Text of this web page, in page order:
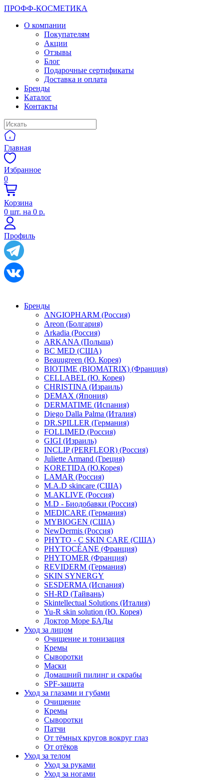
ПРОФФ-КОСМЕТИКА
О компании
Покупателям
Акции
Отзывы
Блог
Подарочные сертификаты
Доставка и оплата
Бренды
Каталог
Контакты
Главная
Избранное
0
Корзина
0 шт. на 0 р.
Профиль
Бренды
ANGIOPHARM (Россия)
Areon (Болгария)
Arkadia (Россия)
ARKANA (Польша)
BC MED (США)
Beauugreen (Ю. Корея)
BIOTIME (BIOMATRIX) (Франция)
CELLABEL (Ю. Корея)
CHRISTINA (Израиль)
DEMAX (Япония)
DERMATIME (Испания)
Diego Dalla Palma (Италия)
DR.SPILLER (Германия)
FOLLIMED (Россия)
GIGI (Израиль)
INCLIP (PERFLEOR) (Россия)
Juliette Armand (Греция)
KORETIDA (Ю.Корея)
LAMAR (Россия)
M.A.D skincare (США)
M.AKLIVE (Россия)
M.D - Биодобавки (Россия)
MEDICARE (Германия)
MYBIOGEN (США)
NewDermis (Россия)
PHYTO - C SKIN CARE (США)
PHYTOCÉANE (Франция)
PHYTOMER (Франция)
REVIDERM (Германия)
SKIN SYNERGY
SESDERMA (Испания)
SH-RD (Тайвань)
Skintellectual Solutions (Италия)
Yu-R skin solution (Ю. Корея)
Доктор Море БАДы
Уход за лицом
Очищение и тонизация
Кремы
Сыворотки
Маски
Домашний пилинг и скрабы
SPF-защита
Уход за глазами и губами
Очищение
Кремы
Сыворотки
Патчи
От тёмных кругов вокруг глаз
От отёков
Уход за телом
Уход за руками
Уход за ногами